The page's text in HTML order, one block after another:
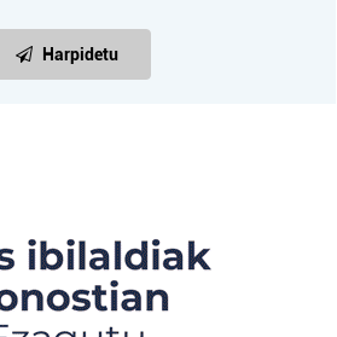
Harpidetu